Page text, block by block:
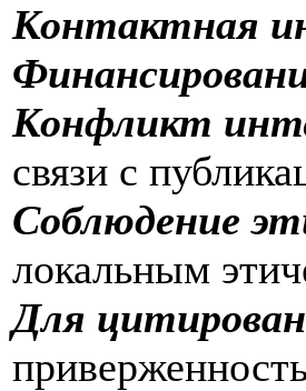
Контактная
Конфликт
связи с
Соблюдение
локальным
Для